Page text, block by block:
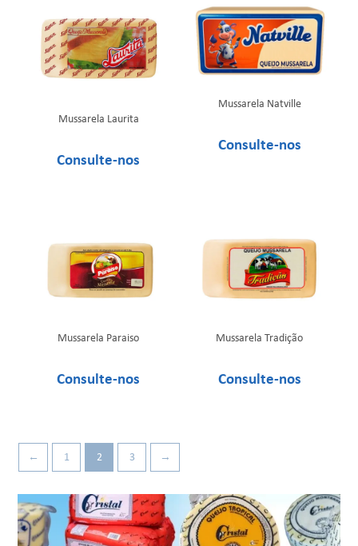
Mussarela Laurita
Mussarela Natville
Mussarela Paraiso Mussarela Tradição
← 1 2 3 →